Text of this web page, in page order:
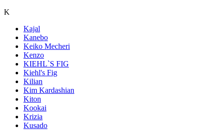
K
Kajal
Kanebo
Keiko Mecheri
Kenzo
KIEHL`S FIG
Kiehl's Fig
Kilian
Kim Kardashian
Kiton
Kookai
Krizia
Kusado